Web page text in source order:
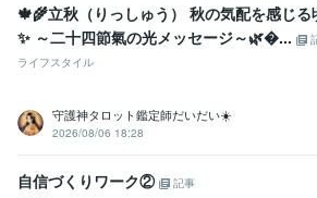
🍁🌾立秋（りっしゅう） 秋の気配を感じる
✨ ～二十四節氣の光メッセージ～🌿...
ライフスタイル
守護神タロット鑑定師だいだい☀️
2026/08/06 18:28
自信づくりワーク②
記事